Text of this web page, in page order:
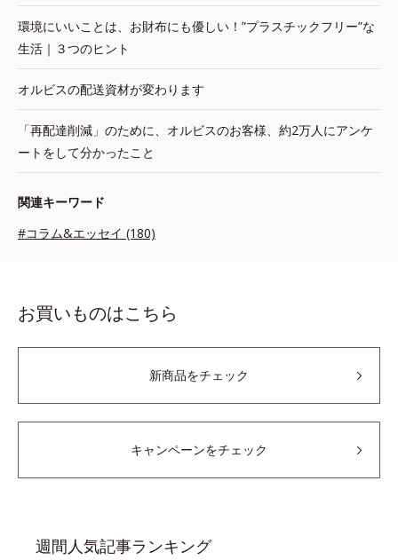
環境にいいことは、お財布にも優しい！”プラスチックフリー”な
生活｜３つのヒント
オルビスの配送資材が変わります
「再配達削減」のために、オルビスのお客様、約2万人にアンケ
ートをして分かったこと
関連キーワード
#コラム&エッセイ (180)
お買いものはこちら
新商品をチェック
キャンペーンをチェック
週間人気記事ランキング